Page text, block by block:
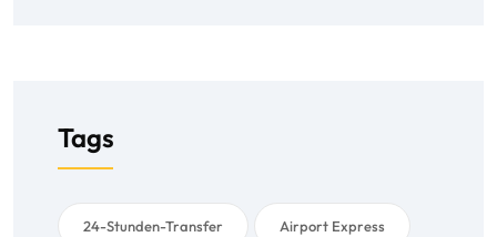
Tags
24-Stunden-Transfer Airport Express